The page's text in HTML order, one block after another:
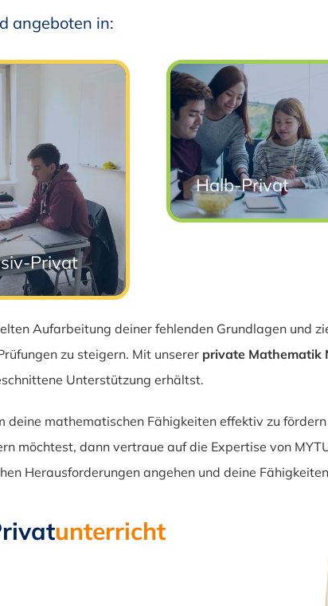
angeboten in:
Privat
Halb-Privat
Aufarbeitung deiner fehlenden Grundlagen und
zu steigern. Mit unserer private Mathematik
Unterstützung erhältst.
mathematischen Fähigkeiten effektiv zu
möchtest, dann vertraue auf die Expertise von
Herausforderungen angehen und deine
unterricht